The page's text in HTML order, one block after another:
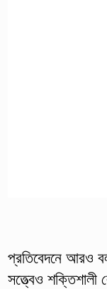
প্রতিবেদনে আরও
সত্ত্বেও শক্তিশালী